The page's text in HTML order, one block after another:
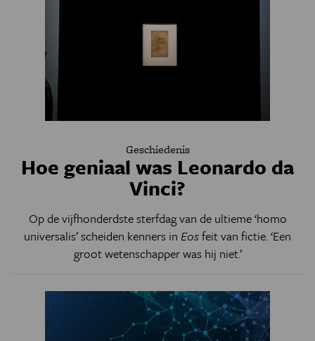
Geschiedenis
Hoe geniaal was Leonardo da
Vinci?
Op de vijfhonderdste sterfdag van de ultieme ‘homo
universalis’ scheiden kenners in Eosfeit van fictie. ‘Een
groot wetenschapper was hij niet.’